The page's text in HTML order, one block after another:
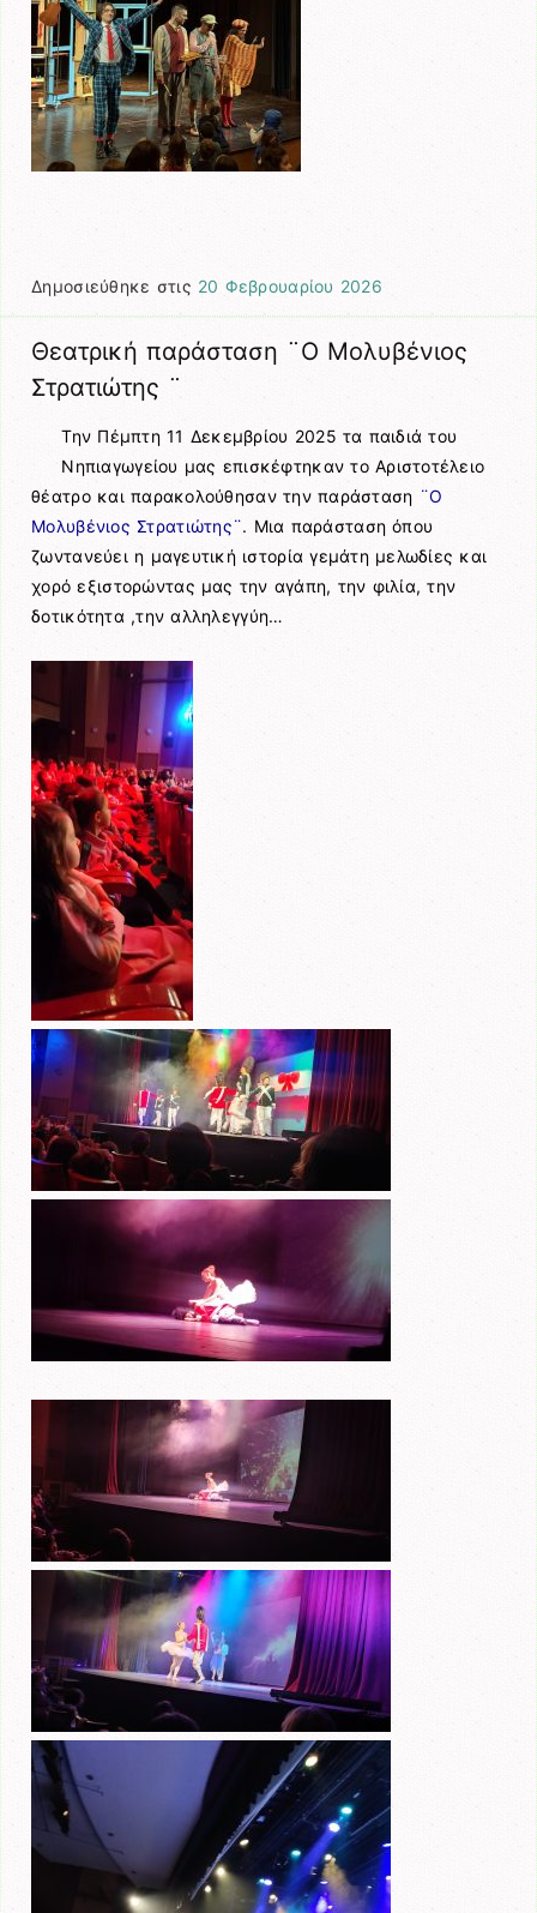
Δημοσιεύθηκε στις 20 Φεβρουαρίου 2026
Θεατρική παράσταση ¨Ο Μολυβένιος
Στρατιώτης ¨
Την Πέμπτη 11 Δεκεμβρίου 2025 τα παιδιά του
Νηπιαγωγείου μας επισκέφτηκαν το Αριστοτέλειο
θέατρο και παρακολούθησαν την παράσταση ¨Ο
Μολυβένιος Στρατιώτης¨. Μια παράσταση όπου
ζωντανεύει η μαγευτική ιστορία γεμάτη μελωδίες και
χορό εξιστορώντας μας την αγάπη, την φιλία, την
δοτικότητα ,την αλληλεγγύη…